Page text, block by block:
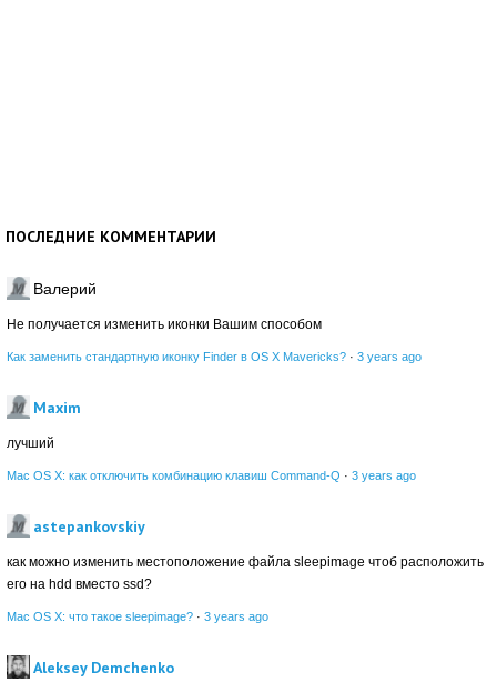
ПОСЛЕДНИЕ КОММЕНТАРИИ
Валерий
Не получается изменить иконки Вашим способом
Как заменить стандартную иконку Finder в OS X Mavericks? · 3 years ago
Maxim
лучший
Mac OS X: как отключить комбинацию клавиш Command-Q · 3 years ago
astepankovskiy
как можно изменить местоположение файла sleepimage чтоб расположить
его на hdd вместо ssd?
Mac OS X: что такое sleepimage? · 3 years ago
Aleksey Demchenko